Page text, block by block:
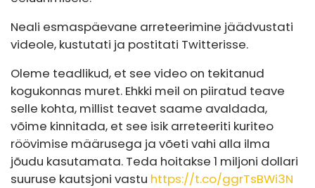
Neali esmaspäevane arreteerimine jäädvustati
videole, kustutati ja postitati Twitterisse.
Oleme teadlikud, et see video on tekitanud
kogukonnas muret. Ehkki meil on piiratud teave
selle kohta, millist teavet saame avaldada,
võime kinnitada, et see isik arreteeriti kuriteo
röövimise määrusega ja võeti vahi alla ilma
jõudu kasutamata. Teda hoitakse 1 miljoni dollari
suuruse kautsjoni vastu https://t.co/ggrTsBWi3N